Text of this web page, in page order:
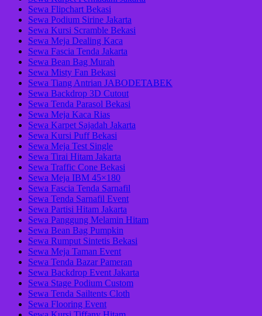
Sewa Flipchart Bekasi
Sewa Podium Sirine Jakarta
Sewa Kursi Scramble Bekasi
Sewa Meja Dealing Kaca
Sewa Fascia Tenda Jakarta
Sewa Bean Bag Murah
Sewa Misty Fan Bekasi
Sewa Tiang Antrian JABODETABEK
Sewa Backdrop 3D Cutout
Sewa Tenda Parasol Bekasi
Sewa Meja Kaca Rias
Sewa Karpet Sajadah Jakarta
Sewa Kursi Puff Bekasi
Sewa Meja Test Single
Sewa Tirai Hitam Jakarta
Sewa Traffic Cone Bekasi
Sewa Meja IBM 45×180
Sewa Fascia Tenda Sarnafil
Sewa Tenda Sarnafil Event
Sewa Partisi Hitam Jakarta
Sewa Panggung Melamin Hitam
Sewa Bean Bag Pumpkin
Sewa Rumput Sintetis Bekasi
Sewa Meja Taman Event
Sewa Tenda Bazar Pameran
Sewa Backdrop Event Jakarta
Sewa Stage Podium Custom
Sewa Tenda Sailtents Cloth
Sewa Flooring Event